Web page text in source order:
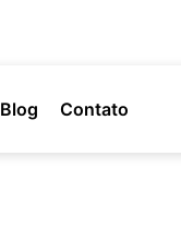
Blog Contato